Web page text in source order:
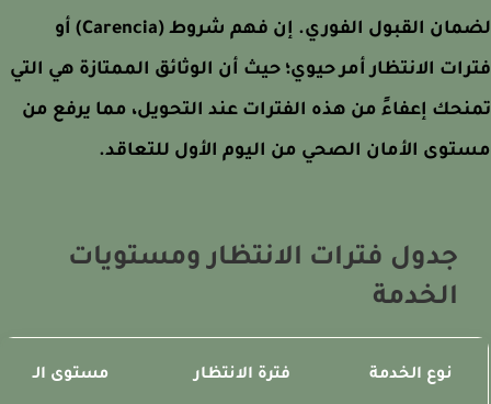
لضمان القبول الفوري. إن فهم شروط (Carencia) أو
الانتظار أمر حيوي؛ حيث أن الوثائق الممتازة هي التي
إعفاءً من هذه الفترات عند التحويل، مما يرفع من
الأمان الصحي من اليوم الأول للتعاقد.
جدول فترات الانتظار ومستويات
الخدمة
نوع الخدمة فترة الانتظار مستوى الـ